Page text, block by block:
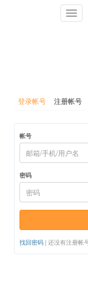
登录帐号 注册帐号
帐号
密码
找回密码 | 还没有注册帐